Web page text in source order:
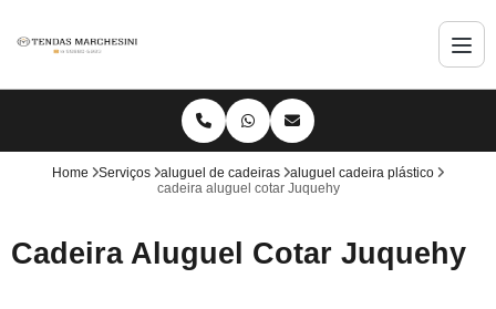
Home Serviços aluguel de cadeiras
aluguel cadeira plástico
cadeira aluguel cotar Juquehy
Cadeira Aluguel Cotar Juquehy